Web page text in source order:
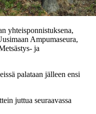
yhteisponnistuksena,
Ampumaseura,
ja
palataan jälleen ensi
juttua seuraavassa